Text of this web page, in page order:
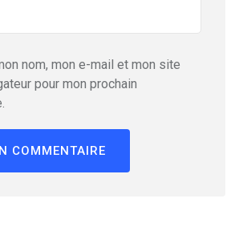
nom, mon e-mail et mon site
pour mon prochain